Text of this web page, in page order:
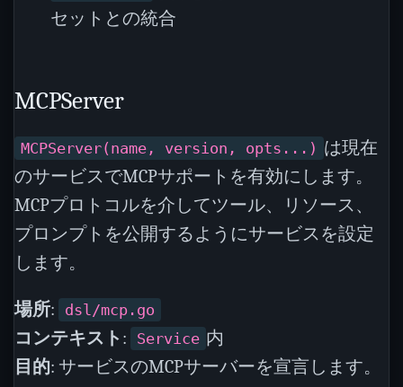
セットとの統合
MCPServer
MCPServer(name, version, opts...) は現在
のサービスでMCPサポートを有効にします。
MCPプロトコルを介してツール、リソース、
プロンプトを公開するようにサービスを設定
します。
場所: dsl/mcp.go
コンテキスト : Service 内
目的: サービスのMCPサーバーを宣言します。